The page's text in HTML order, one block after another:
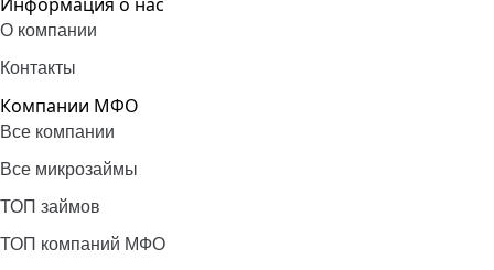
О компании
Контакты
Компании МФО
Все компании
Все микрозаймы
ТОП займов
ТОП компаний МФО